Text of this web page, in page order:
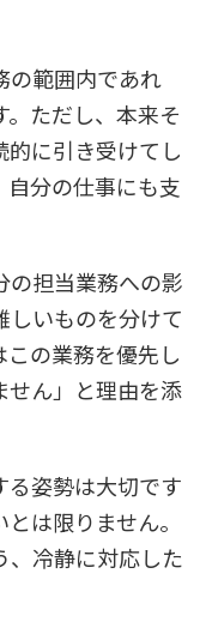
の範囲内であれ
ただし、本来そ
に引き受けてし
自分の仕事にも支
の担当業務への影
いものを分けて
の業務を優先し
せん」と理由を添
る姿勢は大切です
は限りません。
、冷静に対応した